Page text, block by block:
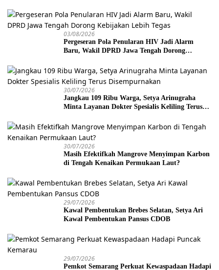
03/08/2026
Pergeseran Pola Penularan HIV Jadi Alarm
Baru, Wakil DPRD Jawa Tengah Dorong
30/07/2026
Jangkau 109 Ribu Warga, Setya Arinugraha
Minta Layanan Dokter Spesialis Keliling Terus
30/07/2026
Masih Efektifkah Mangrove Menyimpan Karbon
di Tengah Kenaikan Permukaan Laut?
29/07/2026
Kawal Pembentukan Brebes Selatan, Setya Ari
Kawal Pembentukan Pansus CDOB
29/07/2026
Pemkot Semarang Perkuat Kewaspadaan Hadapi